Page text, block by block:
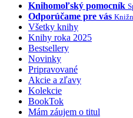
Knihomoľský pomocník
Odporúčame pre vás
Všetky knihy
Knihy roka 2025
Bestsellery
Novinky
Pripravované
Akcie a zľavy
Kolekcie
BookTok
Mám záujem o titul